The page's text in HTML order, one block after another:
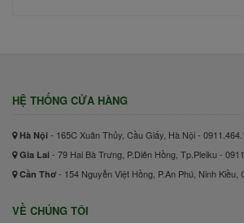
HỆ THỐNG CỬA HÀNG
Hà Nội - 165C Xuân Thủy, Cầu Giấy, Hà Nội -
Gia Lai - 79 Hai Bà Trưng, P.Diên Hồng, Tp.Pleiku -
Cần Thơ - 154 Nguyễn Việt Hồng, P.An Phú, Ninh Kiều,
VỀ CHÚNG TÔI